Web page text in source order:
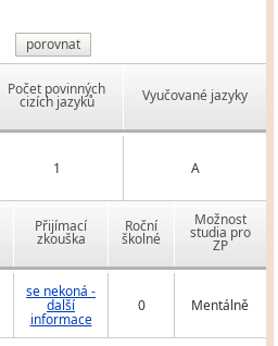
porovnat
Počet povinných
cizích jazyků Vyučované jazyky
1 A
Přijímací
zkouška
Roční
školné
Možnost
studia pro
ZP
se nekoná -
další
informace
0 Mentálně